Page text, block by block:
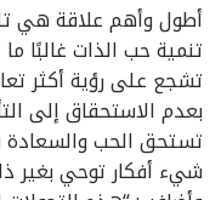
أطول وأهم علاقة هي
تنمية حب الذات غالبًا
تشجع على رؤية أكثر
بعدم الاستحقاق إلى
تستحق الحب والسعادة
شيء أفكار توحي بغير